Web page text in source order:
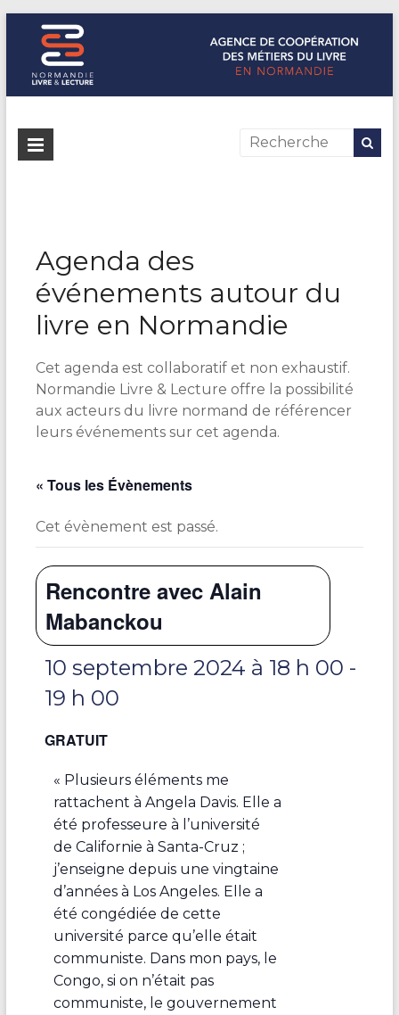
Normandie Livre & Lecture
L'agence de coopération des métiers du livre en Normandie
Agenda des
événements autour du
livre en Normandie
Cet agenda est collaboratif et non exhaustif.
Normandie Livre & Lecture offre la possibilité
aux acteurs du livre normand de référencer
leurs événements sur cet agenda.
« Tous les Évènements
Cet évènement est passé.
Rencontre avec Alain
Mabanckou
10 septembre 2024 à 18 h 00 -
19 h 00
GRATUIT
« Plusieurs éléments me
rattachent à Angela Davis. Elle a
été professeure à l’université
de Californie à Santa-Cruz ;
j’enseigne depuis une vingtaine
d’années à Los Angeles. Elle a
été congédiée de cette
université parce qu’elle était
communiste. Dans mon pays, le
Congo, si on n’était pas
communiste, le gouvernement